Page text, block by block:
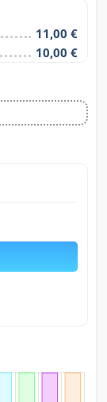
11,00 €
10,00 €